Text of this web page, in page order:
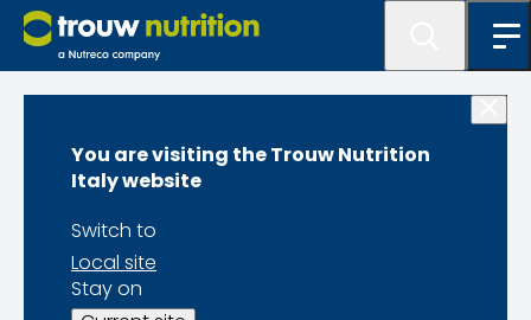
You are visiting the Trouw Nutrition
Italy website
Switch to
Local site
Stay on
Lo svezzamento
posticipato riduce il